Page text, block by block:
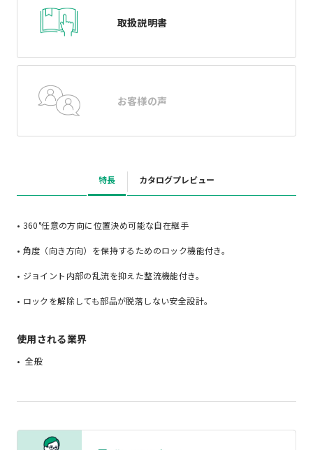
取扱説明書
お客様の声
特長 カタログプレビュー
• 360°任意の方向に位置決め可能な自在継手
• 角度（向き方向）を保持するためのロック機能付き。
• ジョイント内部の乱流を抑えた整流機能付き。
• ロックを解除しても部品が脱落しない安全設計。
使用される業界
全般